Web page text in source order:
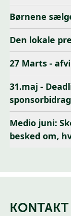
Børnene
Den lokale
27
31.maj -
sponsorbidrag
Medio juni:
besked om,
KONTAKT